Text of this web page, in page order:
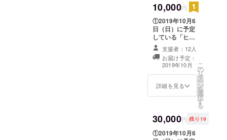
柔道会議
長、筆頭監
事、昇段審
議員（初
段・弐段・
参段）、選
挙管理委員
会委員長
・全日本柔
審判員
・講道館柔
希望者しない場
合は、その旨を
備考欄にご記載
ください。 ・所
属や肩書などを
備考欄に記入い
ただければ、そ
れらも含めて発
表いたします。
法」をお送り
（郵送）いたし
成に携わった高
校生から感謝状
をお送りいたし
10,000円
①2019年10月6
日（日）に予定
している「ヒー
ロー六法」の成
果発表会で、何
かしらの形でお
名前を発表いた
します。 【支援
時、必ず備考欄
表を希望者しな
い場合は、その
旨を備考欄にご
支援者：12人
お届け予定：
2019年10月
詳細を見る
こ
の
リ
タ
ー
ン
を
選
択
す
る
30,000円 残り19
①2019年10月6